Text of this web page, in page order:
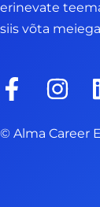
erinevate
siis võta
F
c
I
s
© Alma Career